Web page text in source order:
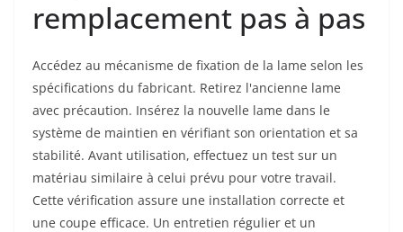
remplacement pas à pas
Accédez au mécanisme de fixation de la lame selon les
spécifications du fabricant. Retirez l'ancienne lame
avec précaution. Insérez la nouvelle lame dans le
système de maintien en vérifiant son orientation et sa
stabilité. Avant utilisation, effectuez un test sur un
matériau similaire à celui prévu pour votre travail.
Cette vérification assure une installation correcte et
une coupe efficace. Un entretien régulier et un